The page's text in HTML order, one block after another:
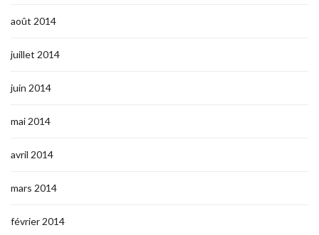
août 2014
juillet 2014
juin 2014
mai 2014
avril 2014
mars 2014
février 2014